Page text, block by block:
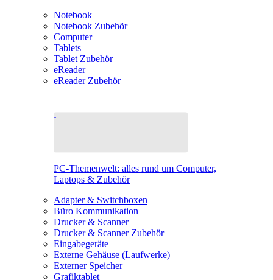
Notebook
Notebook Zubehör
Computer
Tablets
Tablet Zubehör
eReader
eReader Zubehör
PC-Themenwelt: alles rund um Computer,
Laptops & Zubehör
Adapter & Switchboxen
Büro Kommunikation
Drucker & Scanner
Drucker & Scanner Zubehör
Eingabegeräte
Externe Gehäuse (Laufwerke)
Externer Speicher
Grafiktablet